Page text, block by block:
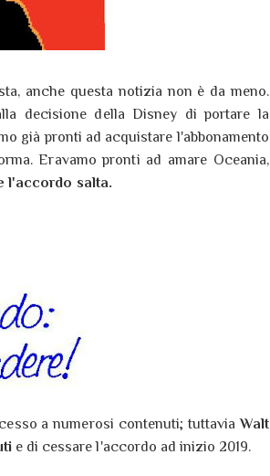
anche questa notizia non è da meno.
decisione della Disney di portare la
già pronti ad acquistare l'abbonamento
Eravamo pronti ad amare Oceania,
l'accordo salta.
a numerosi contenuti; tuttaviaWalt
e di cessare l'accordo ad inizio 2019.